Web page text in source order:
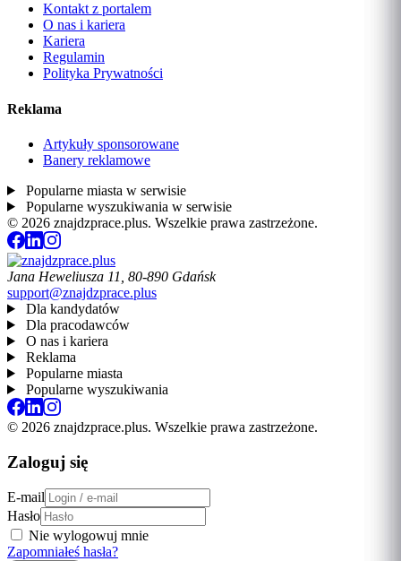
Kontakt z portalem
O nas i kariera
Kariera
Regulamin
Polityka Prywatności
Reklama
Artykuły sponsorowane
Banery reklamowe
Popularne miasta w serwisie
Popularne wyszukiwania w serwisie
© 2026 znajdzprace.plus. Wszelkie prawa zastrzeżone.
Jana Heweliusza 11, 80-890 Gdańsk
support@znajdzprace.plus
Dla kandydatów
Dla pracodawców
O nas i kariera
Reklama
Popularne miasta
Popularne wyszukiwania
© 2026 znajdzprace.plus. Wszelkie prawa zastrzeżone.
Zaloguj się
E-mail
Hasło
Nie wylogowuj mnie
Zapomniałeś hasła?